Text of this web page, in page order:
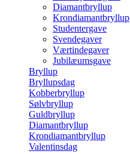
Diamantbryllup
Krondiamantbryllup
Studentergave
Svendegaver
Værtindegaver
Jubilæumsgave
Bryllup
Bryllupsdag
Kobberbryllup
Sølvbryllup
Guldbryllup
Diamantbryllup
Krondiamantbryllup
Valentinsdag